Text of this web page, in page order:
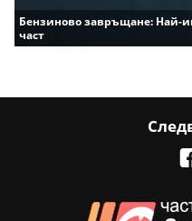
Бензиново завръщане: Най-
част